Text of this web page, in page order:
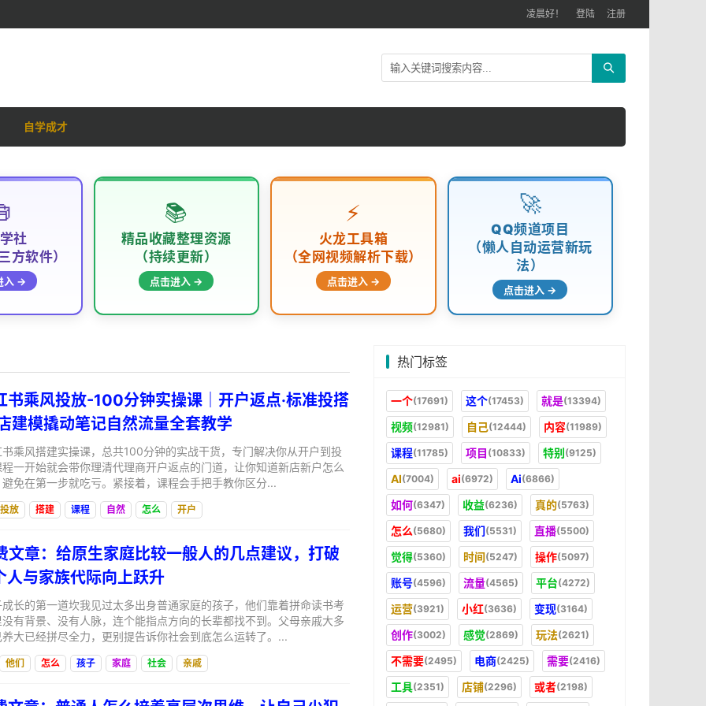
凌晨好！ 登陆 注册
自学成才
社
方软件）
入 →
📚
精品收藏整理资源
（持续更新）
点击进入 →
⚡
火龙工具箱
（全网视频解析下载）
点击进入 →
🚀
QQ频道项目
（懒人自动运营新玩
法）
点击进入 →
乘风投放-100分钟实操课｜开户返点·标准投搭
建模撬动笔记自然流量全套教学
乘风搭建实操课，总共100分钟的实战干货，专门解决你从开户到投
一开始就会带你理清代理商开户返点的门道，让你知道新店新户怎么
免在第一步就吃亏。紧接着，课程会手把手教你区分...
投放 搭建 课程 自然 怎么 开户
章：给原生家庭比较一般人的几点建议，打破
人与家族代际向上跃升
长的第一道坎我见过太多出身普通家庭的孩子，他们靠着拼命读书考
有背景、没有人脉，连个能指点方向的长辈都找不到。父母亲戚大多
大已经拼尽全力，更别提告诉你社会到底怎么运转了。...
他们 怎么 孩子 家庭 社会 亲戚
热门标签
一个(17691) 这个(17453) 就是(13394)
视频(12981) 自己(12444) 内容(11989)
课程(11785) 项目 (10833) 特别(9125)
AI(7004) ai(6972) Ai(6866)
如何(6347) 收益(6236) 真的(5763)
怎么(5680) 我们(5531) 直播(5500)
觉得(5360) 时间(5247) 操作(5097)
账号(4596) 流量(4565) 平台(4272)
运营(3921) 小红(3636) 变现(3164)
创作(3002) 感觉(2869) 玩法(2621)
不需要(2495) 电商(2425) 需要(2416)
工具(2351) 店铺(2296) 或者(2198)